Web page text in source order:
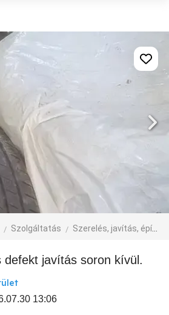
Szolgáltatás Szerelés, javítás, építkezés
defekt javítás soron kívül.
13:06